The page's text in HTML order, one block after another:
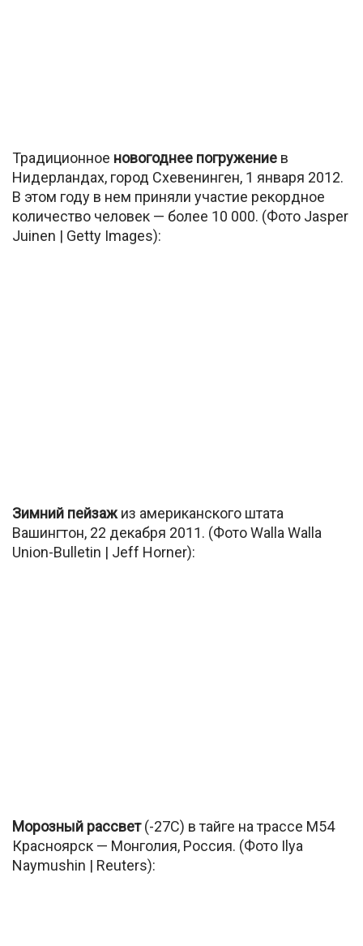
Традиционное новогоднее погружение в
Нидерландах, город Схевенинген, 1 января 2012.
В этом году в нем приняли участие рекордное
количество человек — более 10 000. (Фото Jasper
Juinen | Getty Images):
Зимний пейзаж из американского штата
Вашингтон, 22 декабря 2011. (Фото Walla Walla
Union-Bulletin | Jeff Horner):
Морозный рассвет(-27С) в тайге на трассе М54
Красноярск — Монголия, Россия. (Фото Ilya
Naymushin | Reuters):